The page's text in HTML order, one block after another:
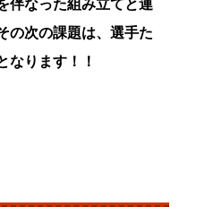
次の課題は、選手た
なります！！